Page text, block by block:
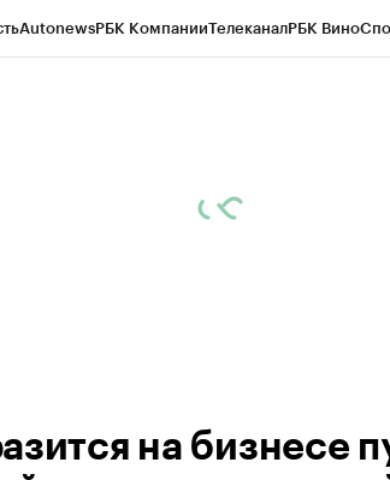
AutonewsРБК КомпанииТелеканалРБК Вино
на бизнесе